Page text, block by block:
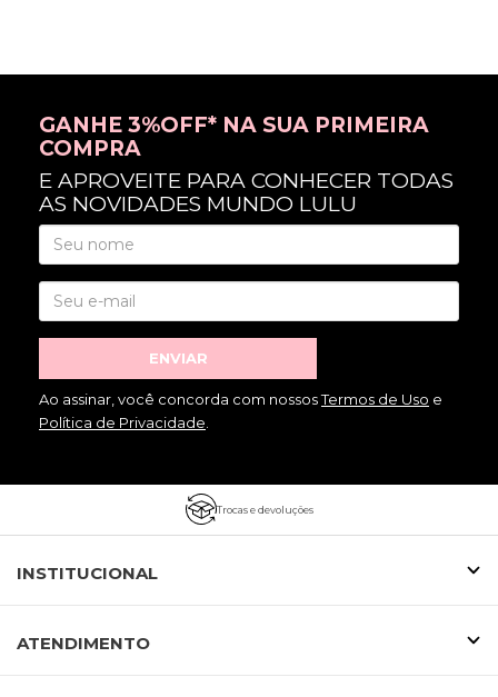
GANHE 3%OFF* NA SUA PRIMEIRA
COMPRA
E APROVEITE PARA CONHECER TODAS
AS NOVIDADES MUNDO LULU
ENVIAR
Ao assinar, você concorda com nossosTermos de Uso e
Política de Privacidade
Trocas e devoluções
INSTITUCIONAL
ATENDIMENTO